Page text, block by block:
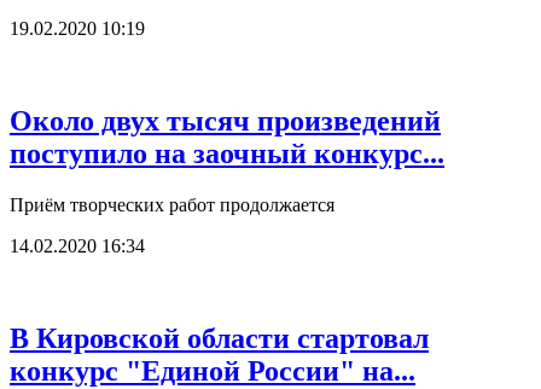
19.02.2020 10:19
Около двух тысяч произведений
поступило на заочный конкурс...
Приём творческих работ продолжается
14.02.2020 16:34
В Кировской области стартовал
конкурс "Единой России" на...